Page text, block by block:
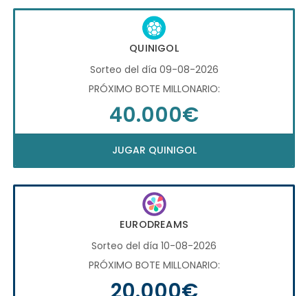
QUINIGOL
Sorteo del día 09-08-2026
PRÓXIMO BOTE MILLONARIO:
40.000€
JUGAR QUINIGOL
EURODREAMS
Sorteo del día 10-08-2026
PRÓXIMO BOTE MILLONARIO: